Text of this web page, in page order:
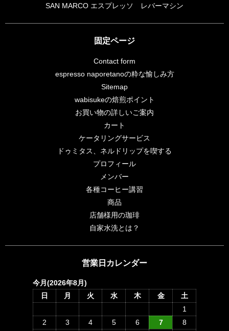
SAN MARCO エスプレッソ レバーマシン
固定ページ
Contact form
espresso naporetanoの粋な愉しみ方
Sitemap
wabisukeの焙煎ポイント
お買い物の詳しいご案内
カート
ケータリングサービス
ドゥミタス、ネルドリップを喫する
プロフィール
メンバー
各種コーヒー講習
商品
店舗様用の珈琲
自家水洗とは？
営業日カレンダー
今月(2026年8月)
日
月 火 水 木 金
土
1
2
3 4 5 6 7 8